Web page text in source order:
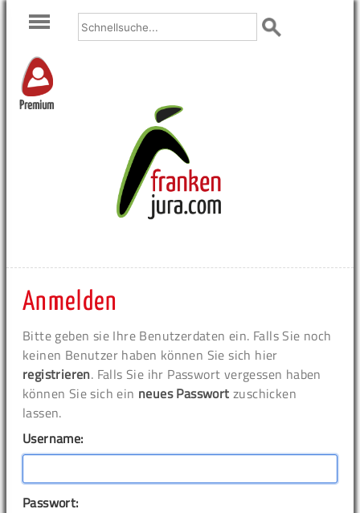
Premium
Anmelden
Bitte geben sie Ihre Benutzerdaten ein. Falls Sie noch
keinen Benutzer haben können Sie sich hier
registrieren. Falls Sie ihr Passwort vergessen haben
können Sie sich ein neues Passwort zuschicken
lassen.
Username:
Passwort: